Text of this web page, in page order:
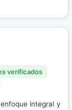
verificados
integral y